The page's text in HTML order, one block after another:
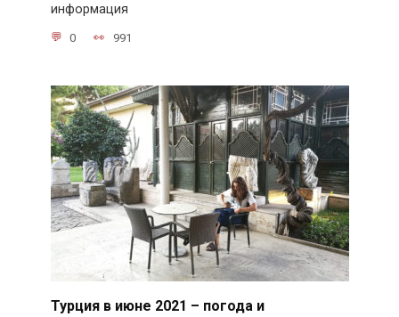
информация
0 991
Турция в июне 2021 – погода и